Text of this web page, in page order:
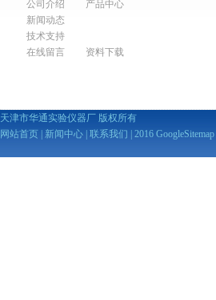
公司介绍
产品中心
新闻动态
技术支持
在线留言
资料下载
天津市华通实验仪器厂 版权所有
网站首页
新闻中心 联系我们 | 2016 GoogleSitemap